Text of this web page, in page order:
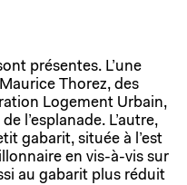
présentes. L’une
Thorez, des
Logement Urbain,
l’esplanade. L’autre,
gabarit, située à l’est
en vis-à-vis sur
au gabarit plus réduit